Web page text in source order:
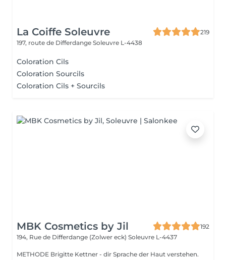
La Coiffe Soleuvre
219
197, route de Differdange Soleuvre L-4438
Coloration Cils
Coloration Sourcils
Coloration Cils + Sourcils
MBK Cosmetics by Jil
192
194, Rue de Differdange (Zolwer eck) Soleuvre L-4437
METHODE Brigitte Kettner - dir Sprache der Haut verstehen.